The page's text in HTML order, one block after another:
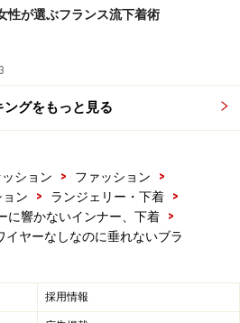
のフューチャーブラジャーの
わりと厚みを持たせながら、端
るために考案されたのが、それ
縮する成形「９層構造」で出来
ィットし、バストメイクしなが
らず、きちんとバストを寄せて
ワイヤーブラジャーなのです。
食い込みにくく、アウターにひ
いるのもうれしい機能ですね。
性が選ぶフランス流下着術
ングをもっと見る
ション > ファッション
>
ン
> ランジェリー・下着
>
に響かないインナー、下着
>
イヤーなしなのに垂れないブラ
採用情報